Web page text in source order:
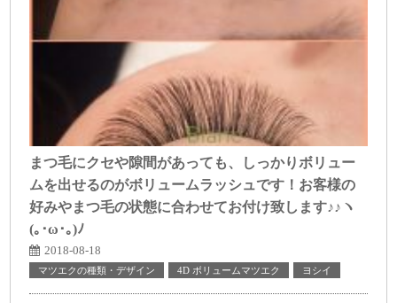
まつ毛にクセや隙間があっても、しっかりボリュー
ムを出せるのがボリュームラッシュです！お客様の
好みやまつ毛の状態に合わせてお付け致します♪♪ヽ
(｡･ω･｡)ﾉ
2018-08-18
マツエクの種類・デザイン 4D ボリュームマツエク ヨシイ